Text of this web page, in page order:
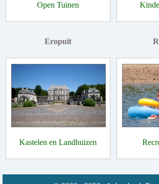
Open Tuinen
Eropuit
Kastelen en Landhuizen